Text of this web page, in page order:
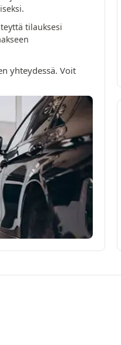
tilauksesi
yhteydessä. Voit